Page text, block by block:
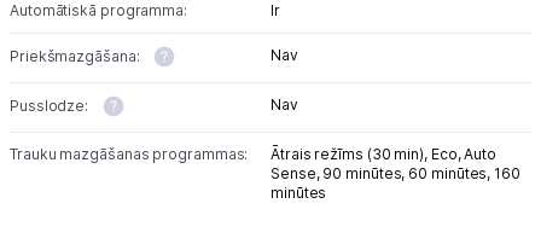
Automātiskā programma: Ir
Priekšmazgāšana: Nav
Pusslodze: Nav
Trauku mazgāšanas programmas: Ātrais režīms (30 min), Eco,Auto
Sense, 90 minūtes, 60 minūtes, 160
minūtes